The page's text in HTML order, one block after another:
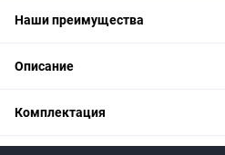
Наши преимущества
Описание
Комплектация